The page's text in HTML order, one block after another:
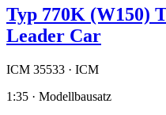
Typ 770K (W150)
Leader Car
ICM 35533 · ICM
1:35 · Modellbausatz